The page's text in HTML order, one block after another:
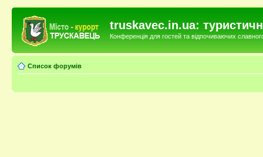
truskavec.in.ua:
Конференція для гостей та відпочиваючих
Список форумів